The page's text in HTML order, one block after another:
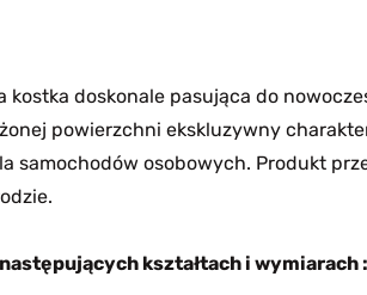
kostka doskonale pasująca do
powierzchni ekskluzywny
samochodów osobowych. Produkt
kształtach i wymiarach :